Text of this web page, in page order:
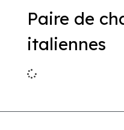
Paire de
italiennes